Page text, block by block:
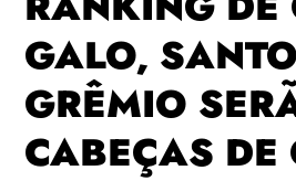
GALO,
GRÊMIO
CABEÇAS DE